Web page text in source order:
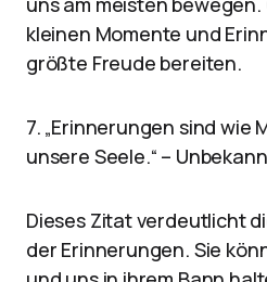
kleinen Momente und
größte Freude bereiten.
7. „Erinnerungen sind wie
unsere Seele.“ –
Dieses Zitat verdeutlicht
der Erinnerungen. Sie